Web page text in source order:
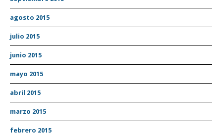
agosto 2015
julio 2015
junio 2015
mayo 2015
abril 2015
marzo 2015
febrero 2015